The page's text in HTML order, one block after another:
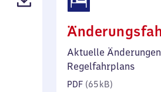
Aktuelle
Regelfahrplans
PDF (65 kB)